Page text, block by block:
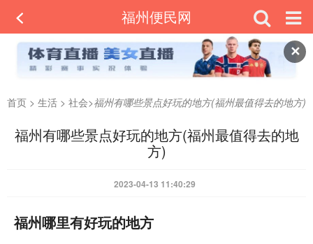
✕
福州便民网
首页 > 生活 > 社会>福州有哪些景点好玩的地方(福州最值得去的地方)
福州有哪些景点好玩的地方(福州最值得去的地
方)
2023-04-13 11:40:29
福州哪里有好玩的地方